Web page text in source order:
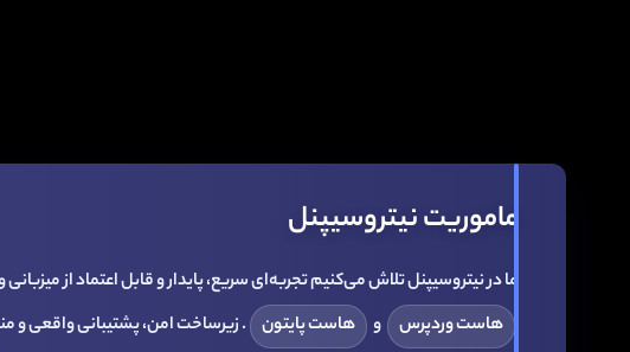
ماموریت نیتروسیپنل
ما در نیتروسیپنل تلاش می‌کنیم تجربه‌ای سریع، پایدار و قابل اعتماد از میزبانی
هاست وردپرس
و هاست پایتون . زیرساخت امن، پشتیبانی واقعی و